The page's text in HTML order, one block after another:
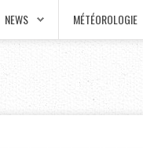
NEWS MÉTÉOROLOGIE